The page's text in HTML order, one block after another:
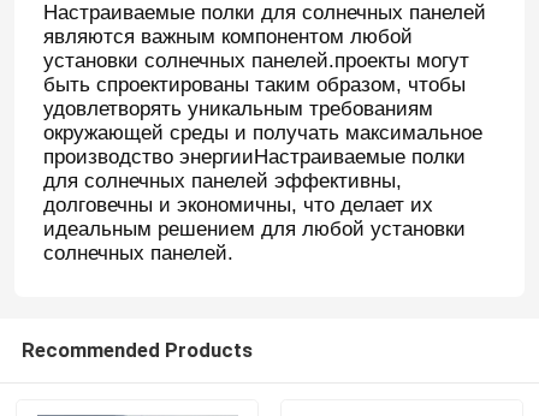
Путешествие фабрики
Проверка качества
Свяжитесь мы
Спросите цитату
Настраиваемые полки для солнечных панелей
являются важным компонентом любой
установки солнечных панелей.проекты могут
быть спроектированы таким образом, чтобы
удовлетворять уникальным требованиям
окружающей среды и получать максимальное
производство энергииНастраиваемые полки
для солнечных панелей эффективны,
долговечны и экономичны, что делает их
идеальным решением для любой установки
солнечных панелей.
Recommended Products